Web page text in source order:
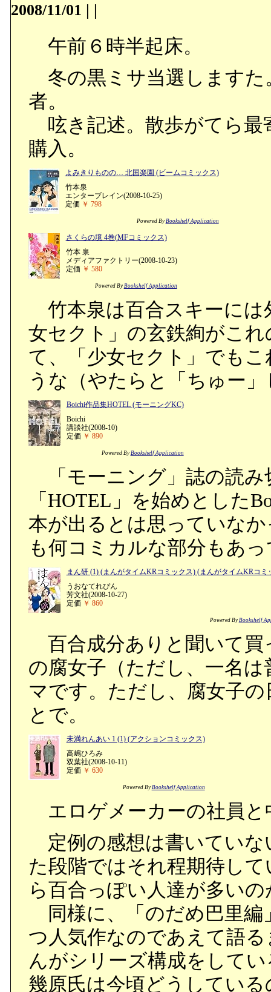
2008/11/01 | |
午前６時半起床。
冬の黒ミサ当選しますた
者。
呟き記述。散歩がてら最
購入。
よみきりものの… 北国楽園 (ビームコミックス)
竹本泉
エンターブレイン(2008-10-25)
定価 ￥ 798
Powered By Bookshelf Application
さくらの境 4巻(MFコミックス)
竹本 泉
メディアファクトリー(2008-10-23)
定価 ￥ 580
Powered By Bookshelf Application
竹本泉は百合スキーには
女セクト」の玄鉄絢がこ
て、「少女セクト」でも
うな（やたらと「ちゅー
Boichi作品集HOTEL (モーニングKC)
Boichi
講談社(2008-10)
定価 ￥ 890
Powered By Bookshelf Application
「モーニング」誌の読み
「HOTEL」を始めとした
本が出るとは思っていな
も何コミカルな部分もあ
まん研 (1) (まんがタイムKRコミックス) (まんがタイムKRコミ
うおなてれぴん
芳文社(2008-10-27)
定価 ￥ 860
Powered By Bookshelf
百合成分ありと聞いて買
の腐女子（ただし、一名
マです。ただし、腐女子
とで。
未満れんあい 1 (1) (アクションコミックス)
高嶋ひろみ
双葉社(2008-10-11)
定価 ￥ 630
Powered By Bookshelf Application
エロゲメーカーの社員と
定例の感想は書いていな
た段階ではそれ程期待し
ら百合っぽい人達が多いの
同様に、「のだめ巴里編
つ人気作なのであえて語
んがシリーズ構成をして
幾原氏は今頃どうしてい